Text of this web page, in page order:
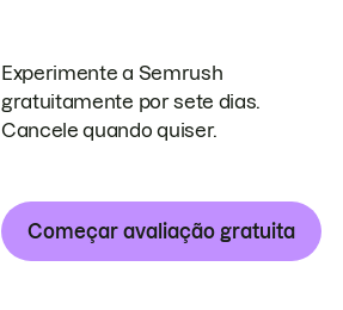
Experimente a Semrush
gratuitamente por sete dias.
Cancele quando quiser.
Começar avaliação gratuita